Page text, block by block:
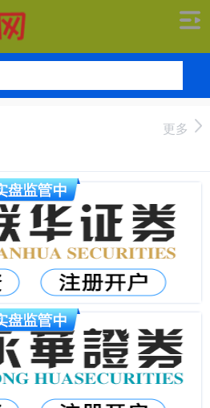
更多